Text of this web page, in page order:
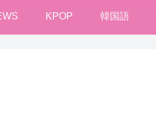
KPOP 韓国語